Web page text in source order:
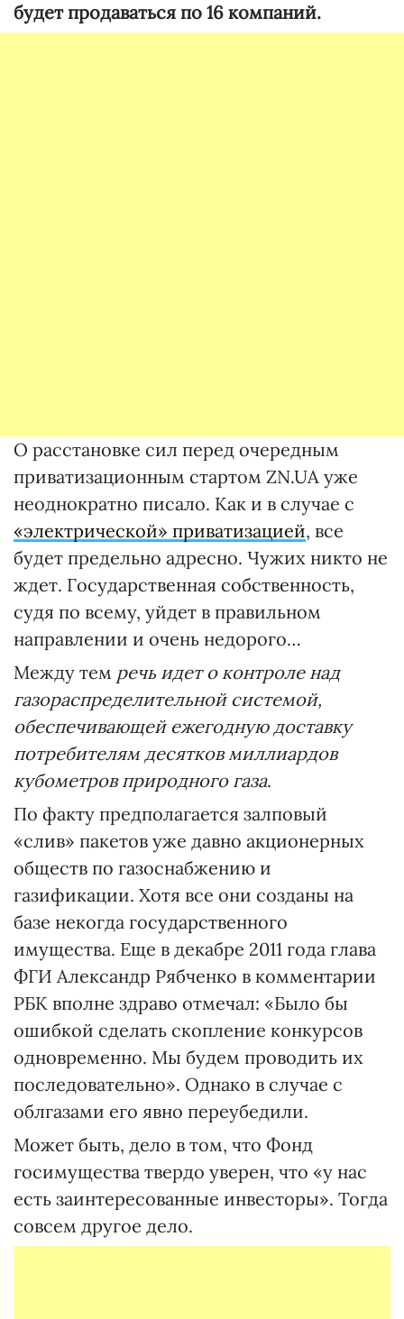
будет продаваться по 16 компаний.
О расстановке сил перед очередным
приватизационным стартом ZN.UA уже
неоднократно писало. Как и в случае с
«электрической» приватизацией, все
будет предельно адресно. Чужих никто не
ждет. Государственная собственность,
судя по всему, уйдет в правильном
направлении и очень недорого…
Между тем речь идет о контроле над
газораспределительной системой,
обеспечивающей ежегодную доставку
потребителям десятков миллиардов
кубометров природного газа.
По факту предполагается залповый
«слив» пакетов уже давно акционерных
обществ по газоснабжению и
газификации. Хотя все они созданы на
базе некогда государственного
имущества. Еще в декабре 2011 года глава
ФГИ Александр Рябченко в комментарии
РБК вполне здраво отмечал: «Было бы
ошибкой сделать скопление конкурсов
одновременно. Мы будем проводить их
последовательно». Однако в случае с
облгазами его явно переубедили.
Может быть, дело в том, что Фонд
госимущества твердо уверен, что «у нас
есть заинтересованные инвесторы». Тогда
совсем другое дело.